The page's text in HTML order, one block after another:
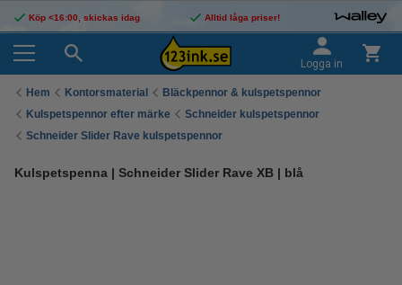
Köp <16:00, skickas idag Alltid låga priser!
Logga in
Hem Kontorsmaterial
Bläckpennor & kulspetspennor
Kulspetspennor efter märke
Schneider kulspetspennor
Schneider Slider Rave kulspetspennor
Kulspetspenna | Schneider Slider Rave XB | blå